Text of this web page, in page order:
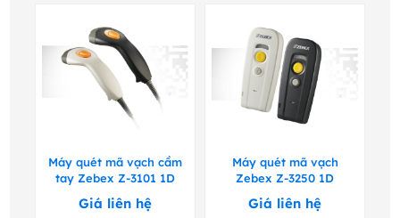
Máy quét mã vạch cầm
tay Zebex Z-3101 1D
Giá liên hệ
Máy quét mã vạch
Zebex Z-3250 1D
Giá liên hệ